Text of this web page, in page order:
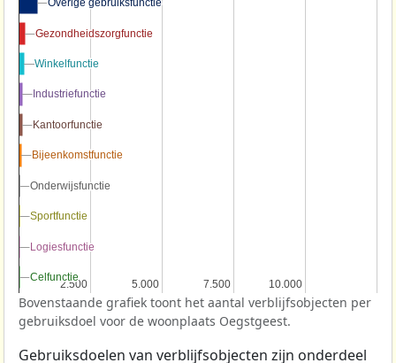
2.500
2.500 5.000
5.000 7.500
7.500 10.000
10.000
Overige gebruiksfunctie
Overige gebruiksfunctie
Gezondheidszorgfunctie
Gezondheidszorgfunctie
Winkelfunctie
Winkelfunctie
Industriefunctie
Industriefunctie
Kantoorfunctie
Kantoorfunctie
Bijeenkomstfunctie
Bijeenkomstfunctie
Onderwijsfunctie
Onderwijsfunctie
Sportfunctie
Sportfunctie
Logiesfunctie
Logiesfunctie
Celfunctie
Celfunctie
Bovenstaande grafiek toont het aantal verblijfsobjecten per
gebruiksdoel voor de woonplaats Oegstgeest.
Gebruiksdoelen van verblijfsobjecten zijn onderdeel